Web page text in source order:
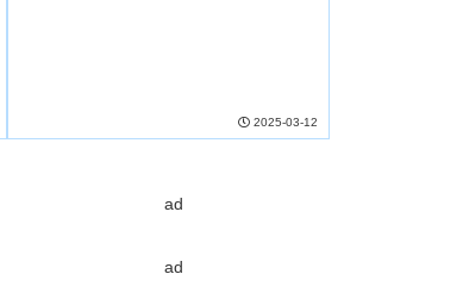
2025-03-12
ad
ad